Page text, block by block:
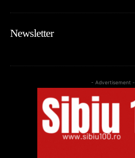
Newsletter
- Advertisement -